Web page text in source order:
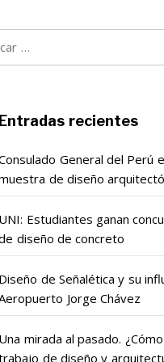
Entradas recientes
General del Perú
de diseño
UNI: Estudiantes ganan
diseño de concreto
Diseño de Señalética y su
Jorge Chávez
Una mirada al pasado.
de diseño y